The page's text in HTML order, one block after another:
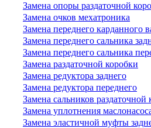
Замена опоры раздаточной
Замена очков мехатроника
Замена переднего карданного
Замена переднего сальника
Замена переднего сальника
Замена раздаточной коробки
Замена редуктора заднего
Замена редуктора переднего
Замена сальников
Замена уплотнения
Замена эластичной муфты